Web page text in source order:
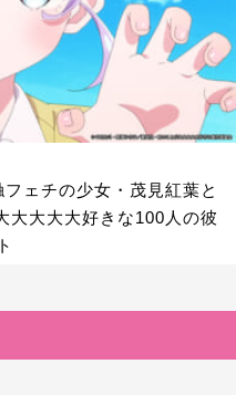
ェチの少女・茂見紅葉と
大大大大好きな100人の彼